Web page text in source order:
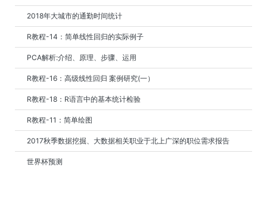
2018年大城市的通勤时间统计
R教程-14：简单线性回归的实际例子
PCA解析:介绍、原理、步骤、运用
R教程-16：高级线性回归 案例研究(一）
R教程-18：R语言中的基本统计检验
R教程-11：简单绘图
2017秋季数据挖掘、大数据相关职业于北上广深的职位需求报告
世界杯预测